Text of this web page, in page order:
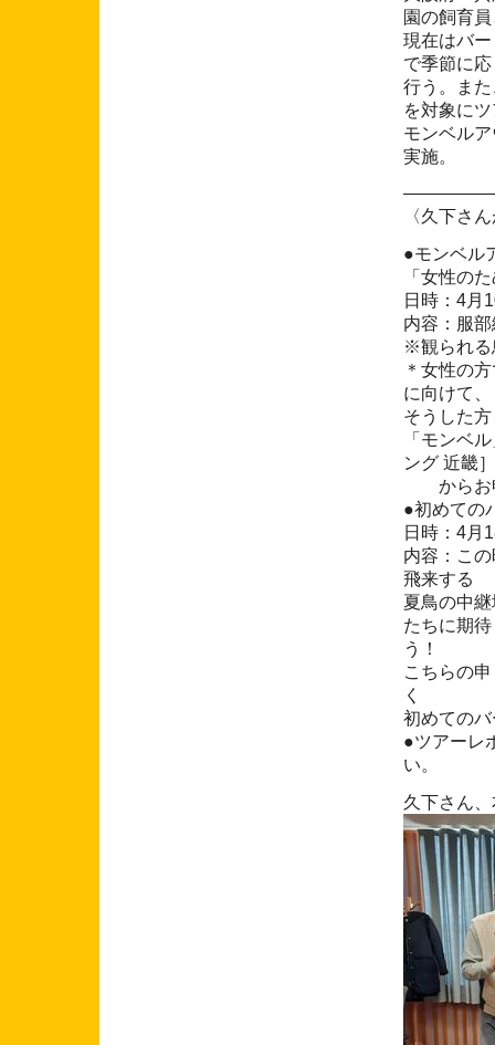
園の飼育
現在はバ
で季節に
行う。ま
を対象に
モンベル
実施。
〈久下さ
●モンベル
「女性の
日時：4月
内容：服
※観られる
＊女性の
に向けて、
そうした
「モンベ
ング 近畿］
からお
●初めての
日時：4月
内容：こ
飛来する
夏鳥の中
たちに期
う！
こちらの
く
初めての
●ツアーレ
い。
久下さん